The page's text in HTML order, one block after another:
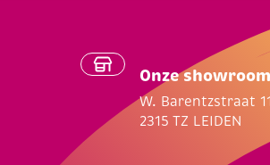
Onze showroom
W. Barentzstraat
2315 TZ LEIDEN